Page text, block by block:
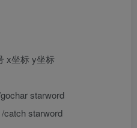
x坐标 y坐标
starword
catch starword